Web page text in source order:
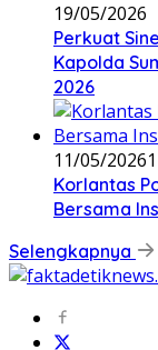
19/05/2026
Perkuat
Kapolda
2026
11/05/2026
Korlantas
Bersama
Selengkapnya